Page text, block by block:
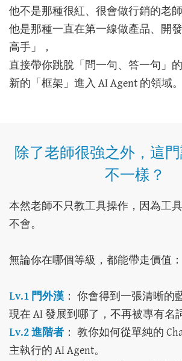
他不是那種很紅、很會做行銷的老師
他是那種一直在第一線做產品、開
高手」，
直接帶你跳脫「問一句、答一句」
新的「框架」進入 AI Agent 的領域。
除了老師很強之外，這
不一樣？
本然老師不只教工具操作，因為工
不會。
無論你在哪個等級，都能帶走價值：
Lv.1 門外漢 ： 你會得到一張清晰的
現在 AI 發展到哪了，不再被專有名
Lv.2 進階者 ： 教你如何從單純的
主執行的 AI Agent。